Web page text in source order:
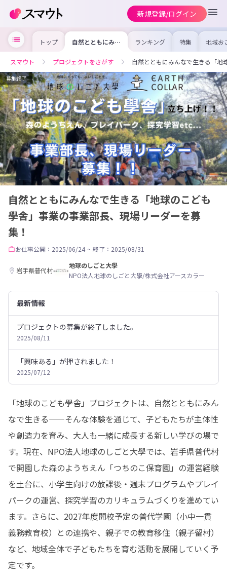
新規登録/ログイン
トップ 自然とともにみん
なで生きる「地球
業の事業部長、現
場リーダーを募
集！
ランキング 特集 地域お
の求
を集め
事内容
を比較
合った
けよう
スマウト プロジェクトをさがす 自然とともにみんなで生きる「地
募集終了
自然とともにみんなで生きる「地球のこども
學舎」事業の事業部長、現場リーダーを募
集！
お仕事公開：2025/06/24 ~ 終了：2025/08/31
岩手県普代村
地球のしごと大學
NPO法人地球のしごと大學/株式会社アースカラー
最新情報
プロジェクトの募集が終了しました。
2025/08/11
「興味ある」が押されました！
2025/07/12
「地球のこども學舎」プロジェクトは、自然とともにみん
なで生きる——そんな体験を通じて、子どもたちが主体性
や創造力を育み、大人も一緒に成長する新しい学びの場で
す。現在、NPO法人地球のしごと大學では、岩手県普代村
で開園した森のようちえん「つちのこ保育園」の運営経験
を土台に、小学生向けの放課後・週末プログラムやプレイ
パークの運営、探究学習のカリキュラムづくりを進めてい
ます。さらに、2027年度開校予定の普代学園（小中一貫
義務教育校）との連携や、親子での教育移住（親子留村）
など、地域全体で子どもたちを育む活動を展開していく予
定です。